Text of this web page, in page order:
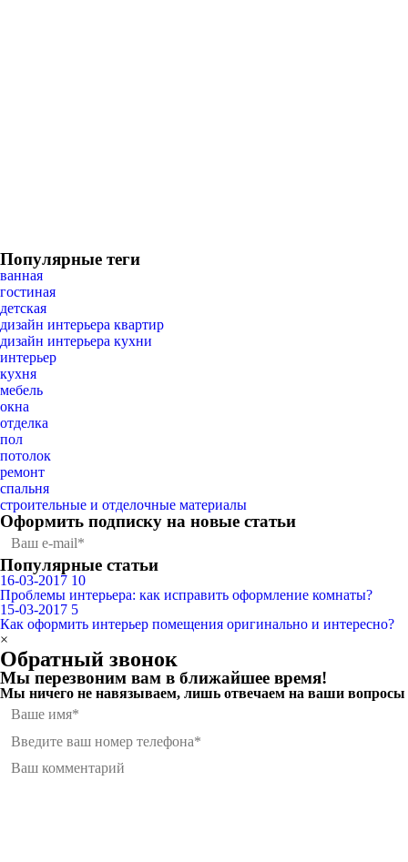
Популярные теги
ванная
гостиная
детская
дизайн интерьера квартир
дизайн интерьера кухни
интерьер
кухня
мебель
окна
отделка
пол
потолок
ремонт
спальня
строительные и отделочные материалы
Оформить подписку на новые статьи
Популярные статьи
16-03-2017 10
Проблемы интерьера: как исправить оформление комнаты?
15-03-2017 5
Как оформить интерьер помещения оригинально и интересно?
×
Обратный звонок
Мы перезвоним вам в ближайшее время!
Мы ничего не навязываем, лишь отвечаем на ваши вопросы